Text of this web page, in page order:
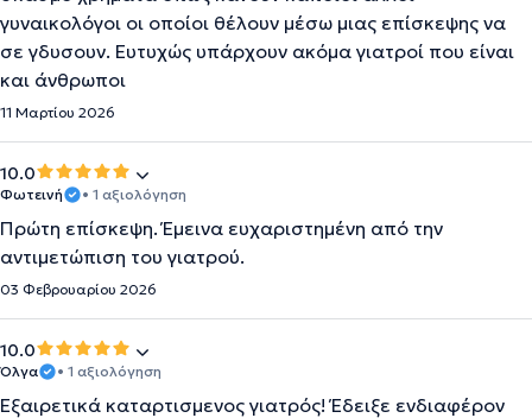
γυναικολόγοι οι οποίοι θέλουν μέσω μιας επίσκεψης να
σε γδυσουν. Ευτυχώς υπάρχουν ακόμα γιατροί που είναι
και άνθρωποι
11 Μαρτίου 2026
10.0
Φωτεινή • 1 αξιολόγηση
Πρώτη επίσκεψη. Έμεινα ευχαριστημένη από την
αντιμετώπιση του γιατρού.
03 Φεβρουαρίου 2026
10.0
Όλγα • 1 αξιολόγηση
Εξαιρετικά καταρτισμενος γιατρός! Έδειξε ενδιαφέρον